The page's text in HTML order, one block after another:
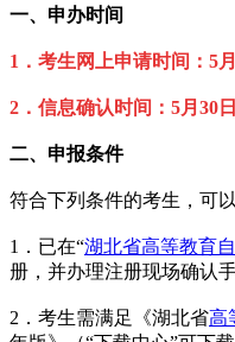
一、申办时间
1．考生网上申请时间：5
2．信息确认时间：5月30
二、申报条件
符合下列条件的考生，可
1．已在“湖北省高等教育
册，并办理注册现场确认手
2．考生需满足《湖北省高